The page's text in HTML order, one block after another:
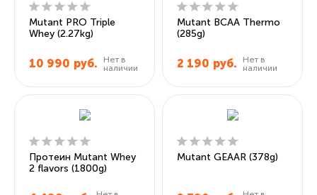
Mutant PRO Triple
Whey (2.27kg)
10 990 руб.
Нет в
наличии
Mutant BCAA Thermo
(285g)
2 190 руб.
Нет в
наличии
Протеин Mutant Whey
2 flavors (1800g)
Mutant GEAAR (378g)